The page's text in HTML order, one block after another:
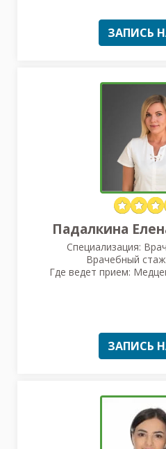
ЗАПИСЬ
Падалкина
Специализация:
Врачебный
Где ведет прием:
ЗАПИСЬ